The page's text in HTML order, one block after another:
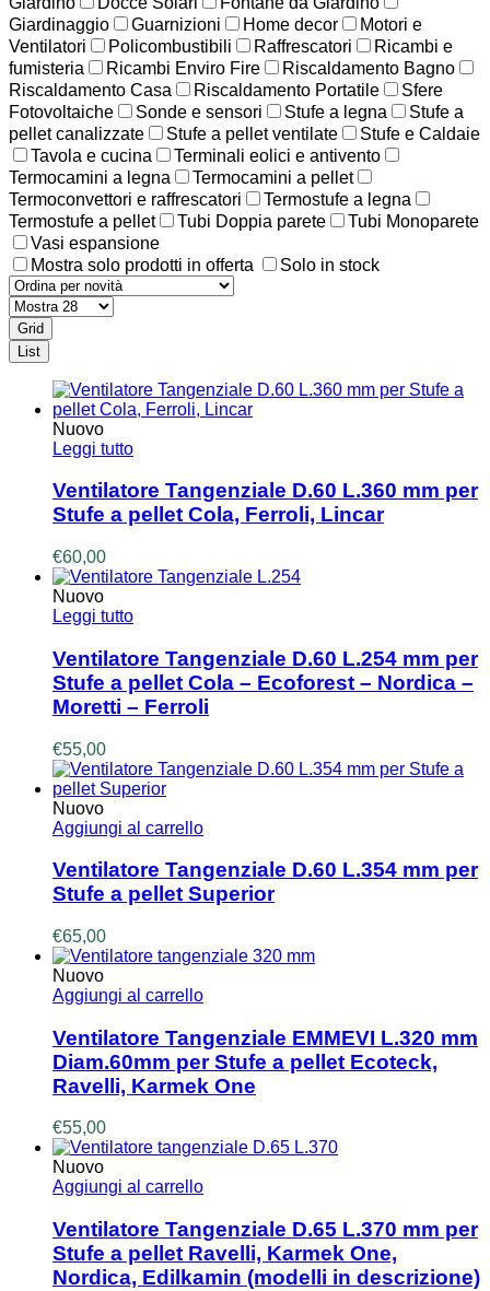
Giardinaggio
Guarnizioni Home decor
Motori e
Ventilatori
Policombustibili Raffrescatori
Ricambi e
fumisteria
Ricambi Enviro Fire
Riscaldamento Bagno
Riscaldamento Casa
Riscaldamento Portatile
Sfere
Fotovoltaiche
Sonde e sensori Stufe a legna
Stufe a
pellet canalizzate
Stufe a pellet ventilate
Stufe e Caldaie
Tavola e cucina
Terminali eolici e antivento
Termocamini a legna
Termocamini a pellet
Termoconvettori e raffrescatori
Termostufe a legna
Termostufe a pellet
Tubi Doppia parete
Tubi Monoparete
Vasi espansione
Mostra solo prodotti in offerta
Solo in stock
Grid
List
Nuovo
Leggi tutto
Ventilatore Tangenziale D.60 L.360 mm per
Stufe a pellet Cola, Ferroli, Lincar
€60,00
Nuovo
Leggi tutto
Ventilatore Tangenziale D.60 L.254 mm per
Stufe a pellet Cola – Ecoforest – Nordica –
Moretti – Ferroli
€55,00
Nuovo
Aggiungi al carrello
Ventilatore Tangenziale D.60 L.354 mm per
Stufe a pellet Superior
€65,00
Nuovo
Aggiungi al carrello
Ventilatore Tangenziale EMMEVI L.320 mm
Diam.60mm per Stufe a pellet Ecoteck,
Ravelli, Karmek One
€55,00
Nuovo
Aggiungi al carrello
Ventilatore Tangenziale D.65 L.370 mm per
Stufe a pellet Ravelli, Karmek One,
Nordica, Edilkamin (modelli in descrizione)